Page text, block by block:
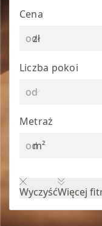
Cena
zł
Liczba pokoi
Metraż
m²
WyczyśćWięcej